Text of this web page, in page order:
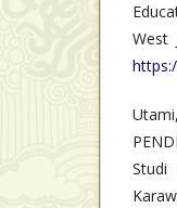
West